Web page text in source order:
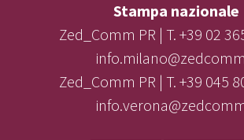
Stampa nazionale
Zed_Comm PR | T. +39 02
Zed_Comm PR | T. +39 045